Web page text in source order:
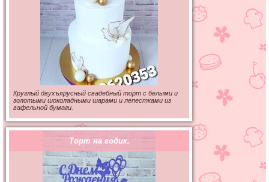
Круглый двухъярусный свадебный торт с белыми и
золотыми шоколадными шарами и лепестками из
вафельной бумаги.
Торт на годик.